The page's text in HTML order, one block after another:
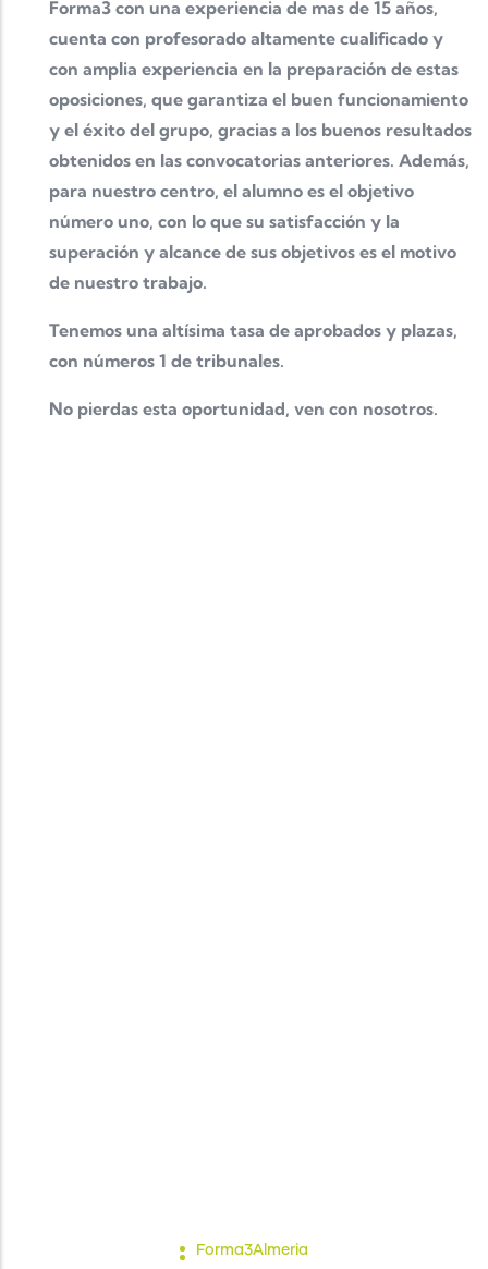
Forma3 con una experiencia de mas de 15 años,
cuenta con profesorado altamente cualificado y
con amplia experiencia en la preparación de estas
oposiciones, que garantiza el buen funcionamiento
y el éxito del grupo, gracias a los buenos resultados
obtenidos en las convocatorias anteriores. Además,
para nuestro centro, el alumno es el objetivo
número uno, con lo que su satisfacción y la
superación y alcance de sus objetivos es el motivo
de nuestro trabajo.
Tenemos una altísima tasa de aprobados y plazas,
con números 1 de tribunales.
No pierdas esta oportunidad, ven con nosotros.
Forma3Almeria